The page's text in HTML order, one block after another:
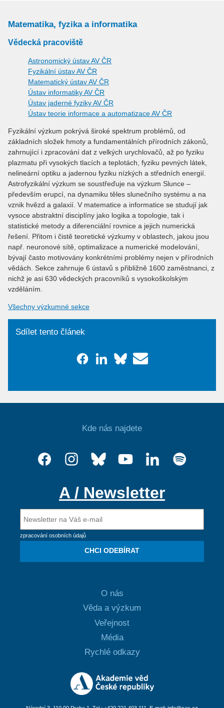
Matematika, fyzika a informatika
Vědecká pracoviště
Astronomický ústav AV ČR
Fyzikální ústav AV ČR
Matematický ústav AV ČR
Ústav informatiky AV ČR
Ústav jaderné fyziky AV ČR
Ústav teorie informace a automatizace AV ČR
Fyzikální výzkum pokrývá široké spektrum problémů, od
základních složek hmoty a fundamentálních přírodních zákonů,
zahrnující i zpracování dat z velkých urychlovačů, až po fyziku
plazmatu při vysokých tlacích a teplotách, fyziku pevných látek,
nelineární optiku a jadernou fyziku nízkých a středních energií.
Astrofyzikální výzkum se soustřeďuje na výzkum Slunce –
především erupcí, na dynamiku těles slunečního systému a na
vznik hvězd a galaxií. V matematice a informatice se studují jak
vysoce abstraktní disciplíny jako logika a topologie, tak i
statistické metody a diferenciální rovnice a jejich numerická
řešení. Přitom i čistě teoretické výzkumy v oblastech, jakou jsou
např. neuronové sítě, optimalizace a numerické modelování,
bývají často motivovány konkrétními problémy nejen v přírodních
vědách. Sekce zahrnuje 6 ústavů s přibližně 1600 zaměstnanci, z
nichž je asi 630 vědeckých pracovníků s vysokoškolským
vzděláním.
Všechny výzkumné sekce
Sdílet tento článek
Kde nás najdete
A / Newsletter
zpracování osobních údajů
CHCI ODEBÍRAT
O nás
Věda a výzkum
Veřejnost
Média
Rychlé odkazy